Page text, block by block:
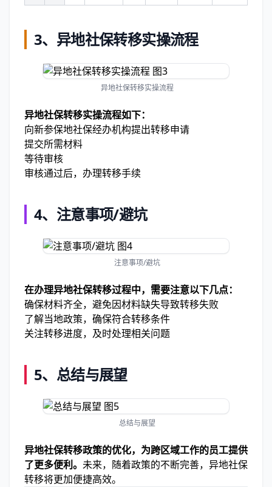
3、异地社保转移实操流程
异地社保转移实操流程
异地社保转移实操流程如下：
向新参保地社保经办机构提出转移申请
提交所需材料
等待审核
审核通过后，办理转移手续
4、注意事项/避坑
注意事项/避坑
在办理异地社保转移过程中，需要注意以下几点：
确保材料齐全，避免因材料缺失导致转移失败
了解当地政策，确保符合转移条件
关注转移进度，及时处理相关问题
5、总结与展望
总结与展望
异地社保转移政策的优化，为跨区域工作的员工提供
了更多便利。 未来，随着政策的不断完善，异地社保
转移将更加便捷高效。